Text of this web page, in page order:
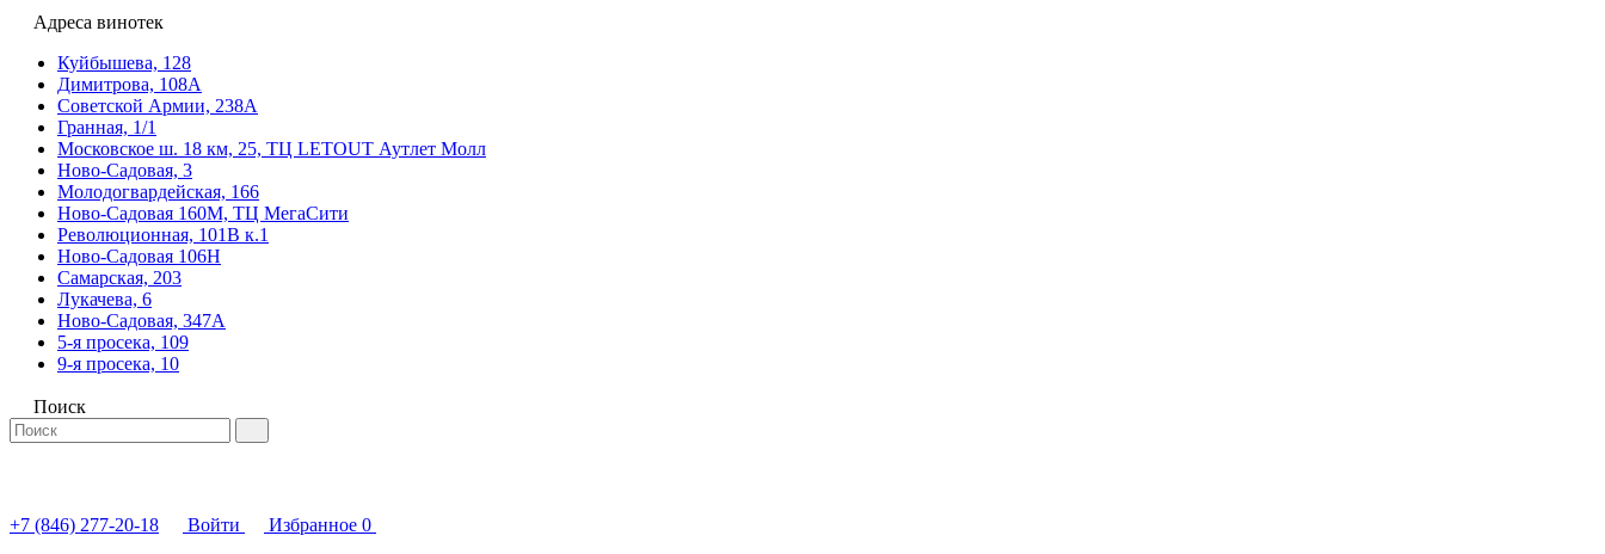
Адреса винотек
Куйбышева, 128
Димитрова, 108А
Советской Армии, 238А
Гранная, 1/1
Московское ш. 18 км, 25, ТЦ LETOUT Аутлет Молл
Ново-Садовая, 3
Молодогвардейская, 166
Ново-Садовая 160М, ТЦ МегаСити
Революционная, 101В к.1
Ново-Садовая 106Н
Самарская, 203
Лукачева, 6
Ново-Садовая, 347А
5-я просека, 109
9-я просека, 10
Поиск
+7 (846) 277-20-18 Войти Избранное 0